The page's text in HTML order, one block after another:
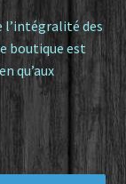
l’intégralité des
boutique est
qu’aux